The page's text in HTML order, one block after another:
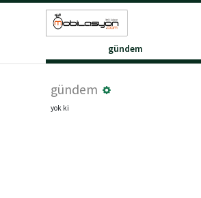
gündem
gündem
yok ki